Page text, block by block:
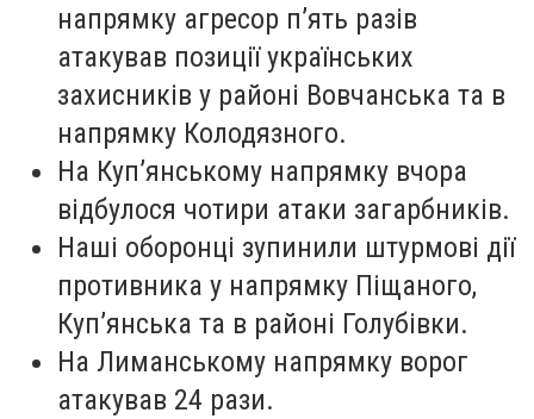
напрямку агресор п’ять разів
атакував позиції українських
захисників у районі Вовчанська та в
напрямку Колодязного.
На Куп’янському напрямку вчора
відбулося чотири атаки загарбників.
Наші оборонці зупинили штурмові дії
противника у напрямку Піщаного,
Куп’янська та в районі Голубівки.
На Лиманському напрямку ворог
атакував 24 рази.